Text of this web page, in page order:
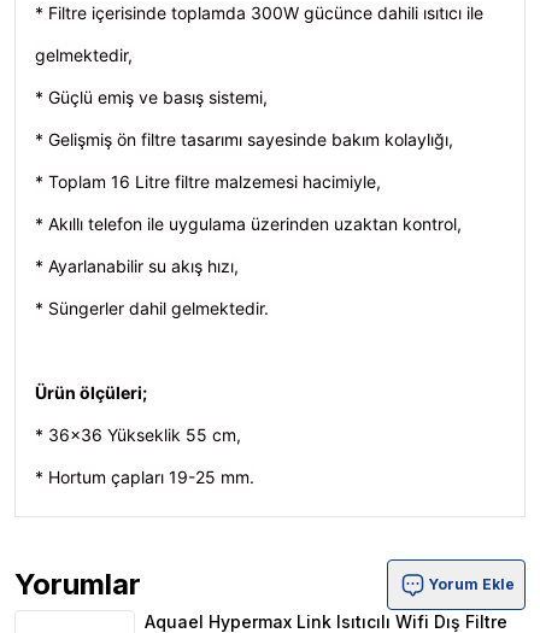
* Filtre içerisinde toplamda 300W gücünce dahili ısıtıcı ile
gelmektedir,
* Güçlü emiş ve basış sistemi,
* Gelişmiş ön filtre tasarımı sayesinde bakım kolaylığı,
* Toplam 16 Litre filtre malzemesi hacimiyle,
* Akıllı telefon ile uygulama üzerinden uzaktan kontrol,
* Ayarlanabilir su akış hızı,
* Süngerler dahil gelmektedir.
Ürün ölçüleri;
* 36x36 Yükseklik 55 cm,
* Hortum çapları 19-25 mm.
Yorumlar
Aquael Hypermax Link Isıtıcılı Wifi Dış Filtre 4500L/S
Yorum Ekle
Aquael Hypermax Link Isıtıcılı Wifi Dış Filtre